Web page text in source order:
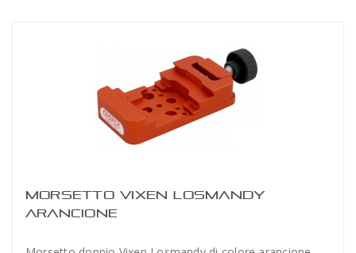
MORSETTO VIXEN LOSMANDY
ARANCIONE